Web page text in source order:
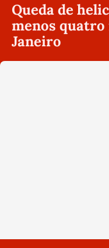
Queda de
menos quatro
Janeiro